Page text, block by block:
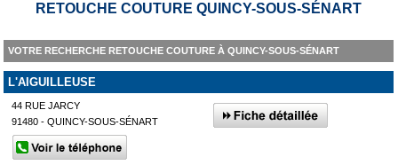
RETOUCHE COUTURE QUINCY-SOUS-SÉNART
VOTRE RECHERCHE RETOUCHE COUTURE À QUINCY-SOUS-SÉNART
L'AIGUILLEUSE
44 RUE JARCY
91480 - QUINCY-SOUS-SÉNART